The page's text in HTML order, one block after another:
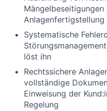
Anlagenfertigstellung
Systematische
löst ihn
Rechtssichere
vollständige
Einweisung der
Regelung